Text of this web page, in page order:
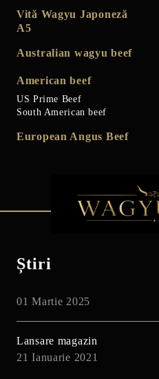
Vită Wagyu Japoneză
A5
Australian wagyu beef
American beef
US Prime Beef
South American beef
European Angus Beef
Știri
01 Martie 2025
Lansare magazin
21 Ianuarie 2021